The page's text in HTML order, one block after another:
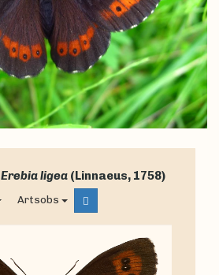
Erebia ligea (Linnaeus, 1758)
Artsobs